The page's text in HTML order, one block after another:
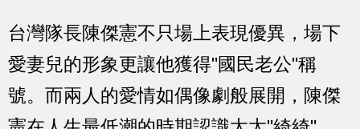
台灣隊長陳傑憲不只場上表現優異，場下
愛妻兒的形象更讓他獲得"國民老公"稱
號。而兩人的愛情如偶像劇般展開，陳傑